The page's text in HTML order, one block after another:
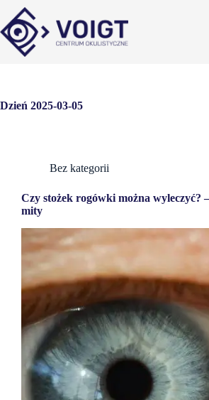
Dzień 2025-03-05
Bez kategorii
Czy stożek rogówki można wyleczyć?
mity